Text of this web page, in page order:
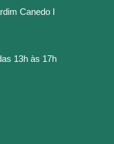
Canedo I
13h às 17h